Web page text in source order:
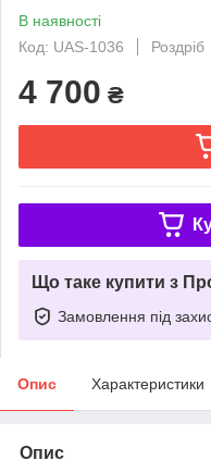
В наявності
Код: UAS-1036
Роздріб
4 700 ₴
Що таке купити з
Замовлення під
Опис Характеристики
Опис